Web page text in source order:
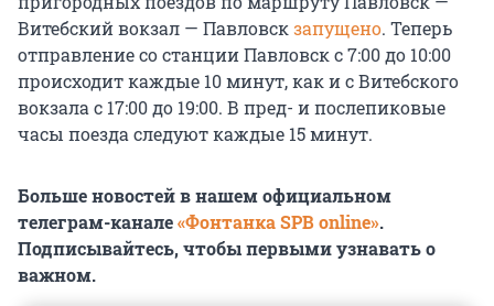
Витебский вокзал — Павловскзапущено. Теперь
отправление со станции Павловск с 7:00 до 10:00
происходит каждые 10 минут, как и с Витебского
вокзала с 17:00 до 19:00. В пред- и послепиковые
часы поезда следуют каждые 15 минут.
Больше новостей в нашем официальном
телеграм-канале«Фонтанка SPB online».
Подписывайтесь, чтобы первыми узнавать о
важном.